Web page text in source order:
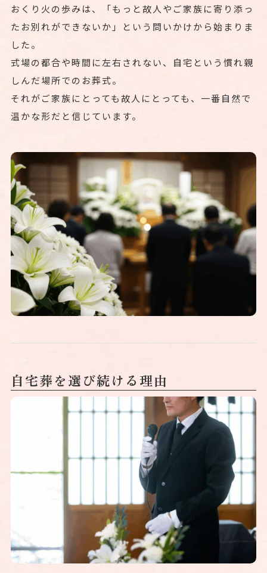
おくり火の歩みは、「もっと故人やご家族に寄り添っ
たお別れができないか」という問いかけから始まりま
した。
式場の都合や時間に左右されない、自宅という慣れ親
しんだ場所でのお葬式。
それがご家族にとっても故人にとっても、一番自然で
温かな形だと信じています。
自宅葬を選び続ける理由